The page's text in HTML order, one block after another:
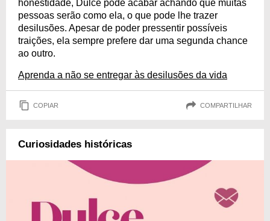
honestidade, Dulce pode acabar achando que muitas
pessoas serão como ela, o que pode lhe trazer
desilusões. Apesar de poder pressentir possíveis
traições, ela sempre prefere dar uma segunda chance
ao outro.
Aprenda a não se entregar às desilusões da vida
COPIAR COMPARTILHAR
Curiosidades históricas